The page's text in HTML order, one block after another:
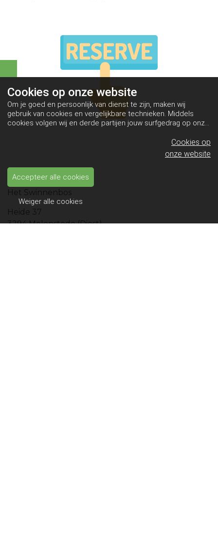
Contact
Het Swinnenbos
Heide 37
3294 Molenstede (Diest)
Cookies op onze website
Om je goed en persoonlijk van dienst te zijn, maken wij
gebruik van cookies en vergelijkbare technieken. Middels
cookies volgen wij en derde partijen jouw surfgedrag op onze
en dit maakt het voor jou mogelijk om informatie te delen via
Cookies op
onze website
Accepteer alle cookies
Weiger alle cookies